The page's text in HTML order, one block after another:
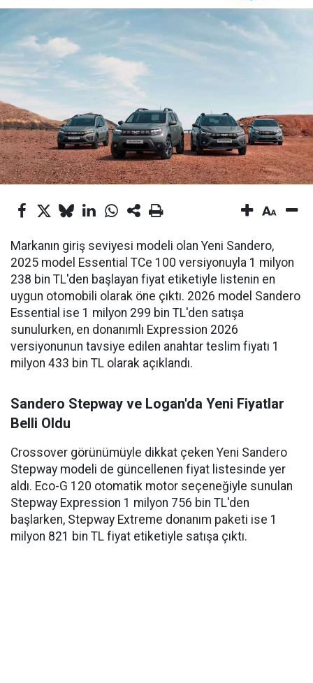
Markanın giriş seviyesi modeli olan Yeni Sandero,
2025 model Essential TCe 100 versiyonuyla 1 milyon
238 bin TL'den başlayan fiyat etiketiyle listenin en
uygun otomobili olarak öne çıktı. 2026 model Sandero
Essential ise 1 milyon 299 bin TL'den satışa
sunulurken, en donanımlı Expression 2026
versiyonunun tavsiye edilen anahtar teslim fiyatı 1
milyon 433 bin TL olarak açıklandı.
Sandero Stepway ve Logan'da Yeni Fiyatlar
Belli Oldu
Crossover görünümüyle dikkat çeken Yeni Sandero
Stepway modeli de güncellenen fiyat listesinde yer
aldı. Eco-G 120 otomatik motor seçeneğiyle sunulan
Stepway Expression 1 milyon 756 bin TL'den
başlarken, Stepway Extreme donanım paketi ise 1
milyon 821 bin TL fiyat etiketiyle satışa çıktı.